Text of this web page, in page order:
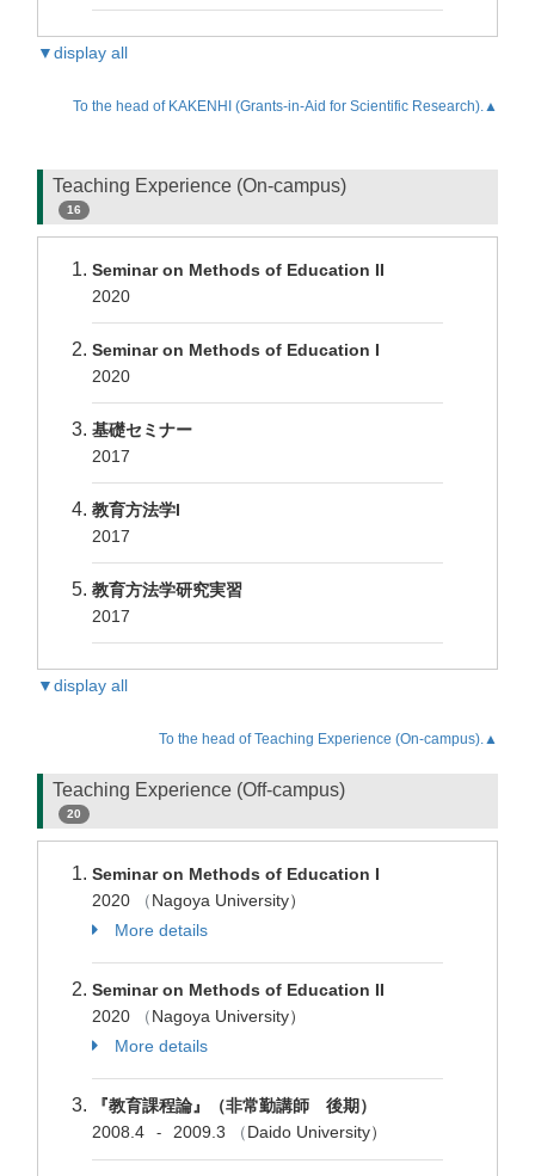
▼display all
To the head of KAKENHI (Grants-in-Aid for Scientific Research).▲
Teaching Experience (On-campus)
16
Seminar on Methods of Education II
2020
Seminar on Methods of Education I
2020
基礎セミナー
2017
教育方法学I
2017
教育方法学研究実習
2017
▼display all
To the head of Teaching Experience (On-campus).▲
Teaching Experience (Off-campus)
20
Seminar on Methods of Education I
2020
（Nagoya University）
More details
Seminar on Methods of Education II
2020
（Nagoya University）
More details
『教育課程論』（非常勤講師 後期）
2008.4
- 2009.3 （Daido University）